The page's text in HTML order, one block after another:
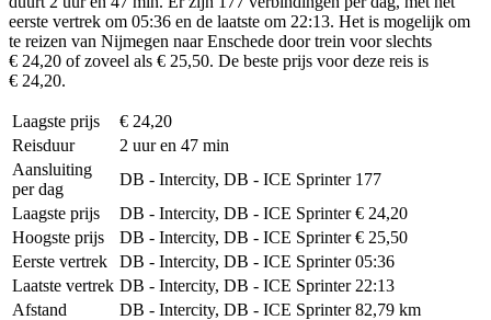
eerste vertrek om 05:36 en de laatste om 22:13. Het is mogelijk om
te reizen van Nijmegen naar Enschede door trein voor slechts
€ 24,20 of zoveel als € 25,50. De beste prijs voor deze reis is
€ 24,20.
Laagste prijs
€ 24,20
Reisduur
2 uur en 47 min
Aansluiting
per dag
DB - Intercity, DB - ICE Sprinter 177
Laagste prijs
DB - Intercity, DB - ICE Sprinter € 24,20
Hoogste prijs
DB - Intercity, DB - ICE Sprinter € 25,50
Eerste vertrek
DB - Intercity, DB - ICE Sprinter 05:36
Laatste vertrek DB - Intercity, DB - ICE Sprinter 22:13
Afstand
DB - Intercity, DB - ICE Sprinter 82,79 km